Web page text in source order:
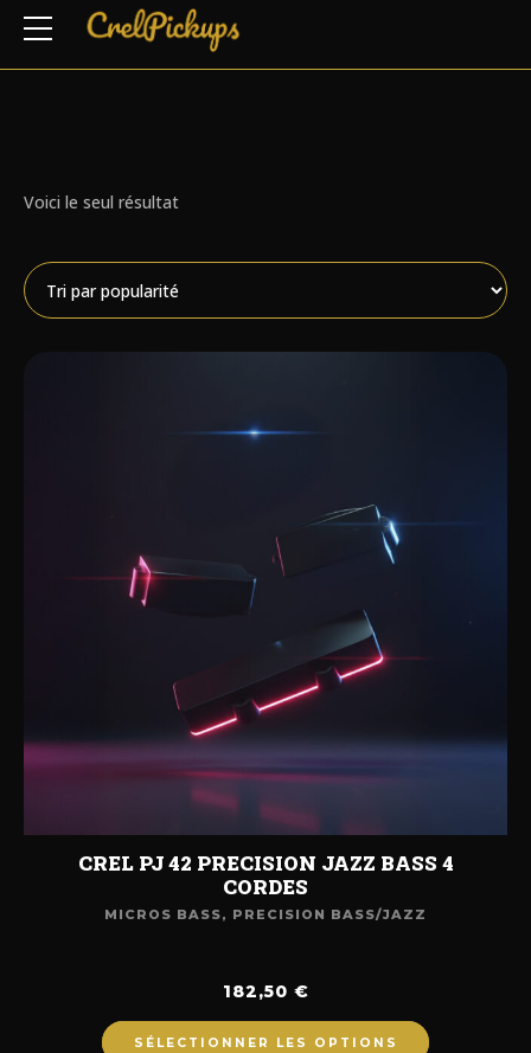
Voici le seul résultat
CREL PJ 42 PRECISION JAZZ BASS 4
CORDES
MICROS BASS, PRECISION BASS/JAZZ
182,50 €
SÉLECTIONNER LES OPTIONS